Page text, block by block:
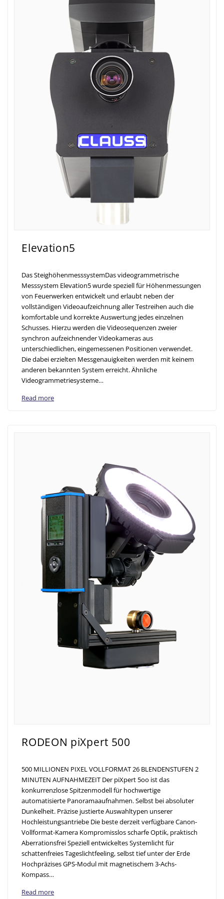
Elevation5
Das SteighöhenmesssystemDas videogrammetrische
Messsystem Elevation5 wurde speziell für Höhenmessungen
von Feuerwerken entwickelt und erlaubt neben der
vollständigen Videoaufzeichnung aller Testreihen auch die
komfortable und korrekte Auswertung jedes einzelnen
Schusses. Hierzu werden die Videosequenzen zweier
synchron aufzeichnender Videokameras aus
unterschiedlichen, eingemessenen Positionen verwendet.
Die dabei erzielten Messgenauigkeiten werden mit keinem
anderen bekannten System erreicht. Ähnliche
Videogrammetriesysteme…
Read more
RODEON piXpert 500
500 MILLIONEN PIXEL VOLLFORMAT 26 BLENDENSTUFEN 2
MINUTEN AUFNAHMEZEIT Der piXpert 5oo ist das
konkurrenzlose Spitzenmodell für hochwertige
automatisierte Panoramaaufnahmen. Selbst bei absoluter
Dunkelheit. Präzise justierte Auswahltypen unserer
Hochleistungsantriebe Die beste derzeit verfügbare Canon-
Vollformat-Kamera Kompromisslos scharfe Optik, praktisch
Aberrationsfrei Speziell entwickeltes Systemlicht für
schattenfreies Tageslichtfeeling, selbst tief unter der Erde
Hochpräzises GPS-Modul mit magnetischem 3-Achs-
Kompass…
Read more